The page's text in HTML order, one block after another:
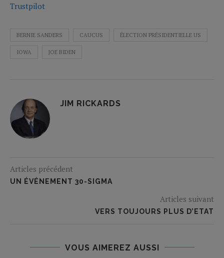
Trustpilot
BERNIE SANDERS CAUCUS ÉLECTION PRÉSIDENTIELLE US
IOWA JOE BIDEN
JIM RICKARDS
Articles précédent
UN ÉVÉNEMENT 30-SIGMA
Articles suivant
VERS TOUJOURS PLUS D’ETAT
VOUS AIMEREZ AUSSI